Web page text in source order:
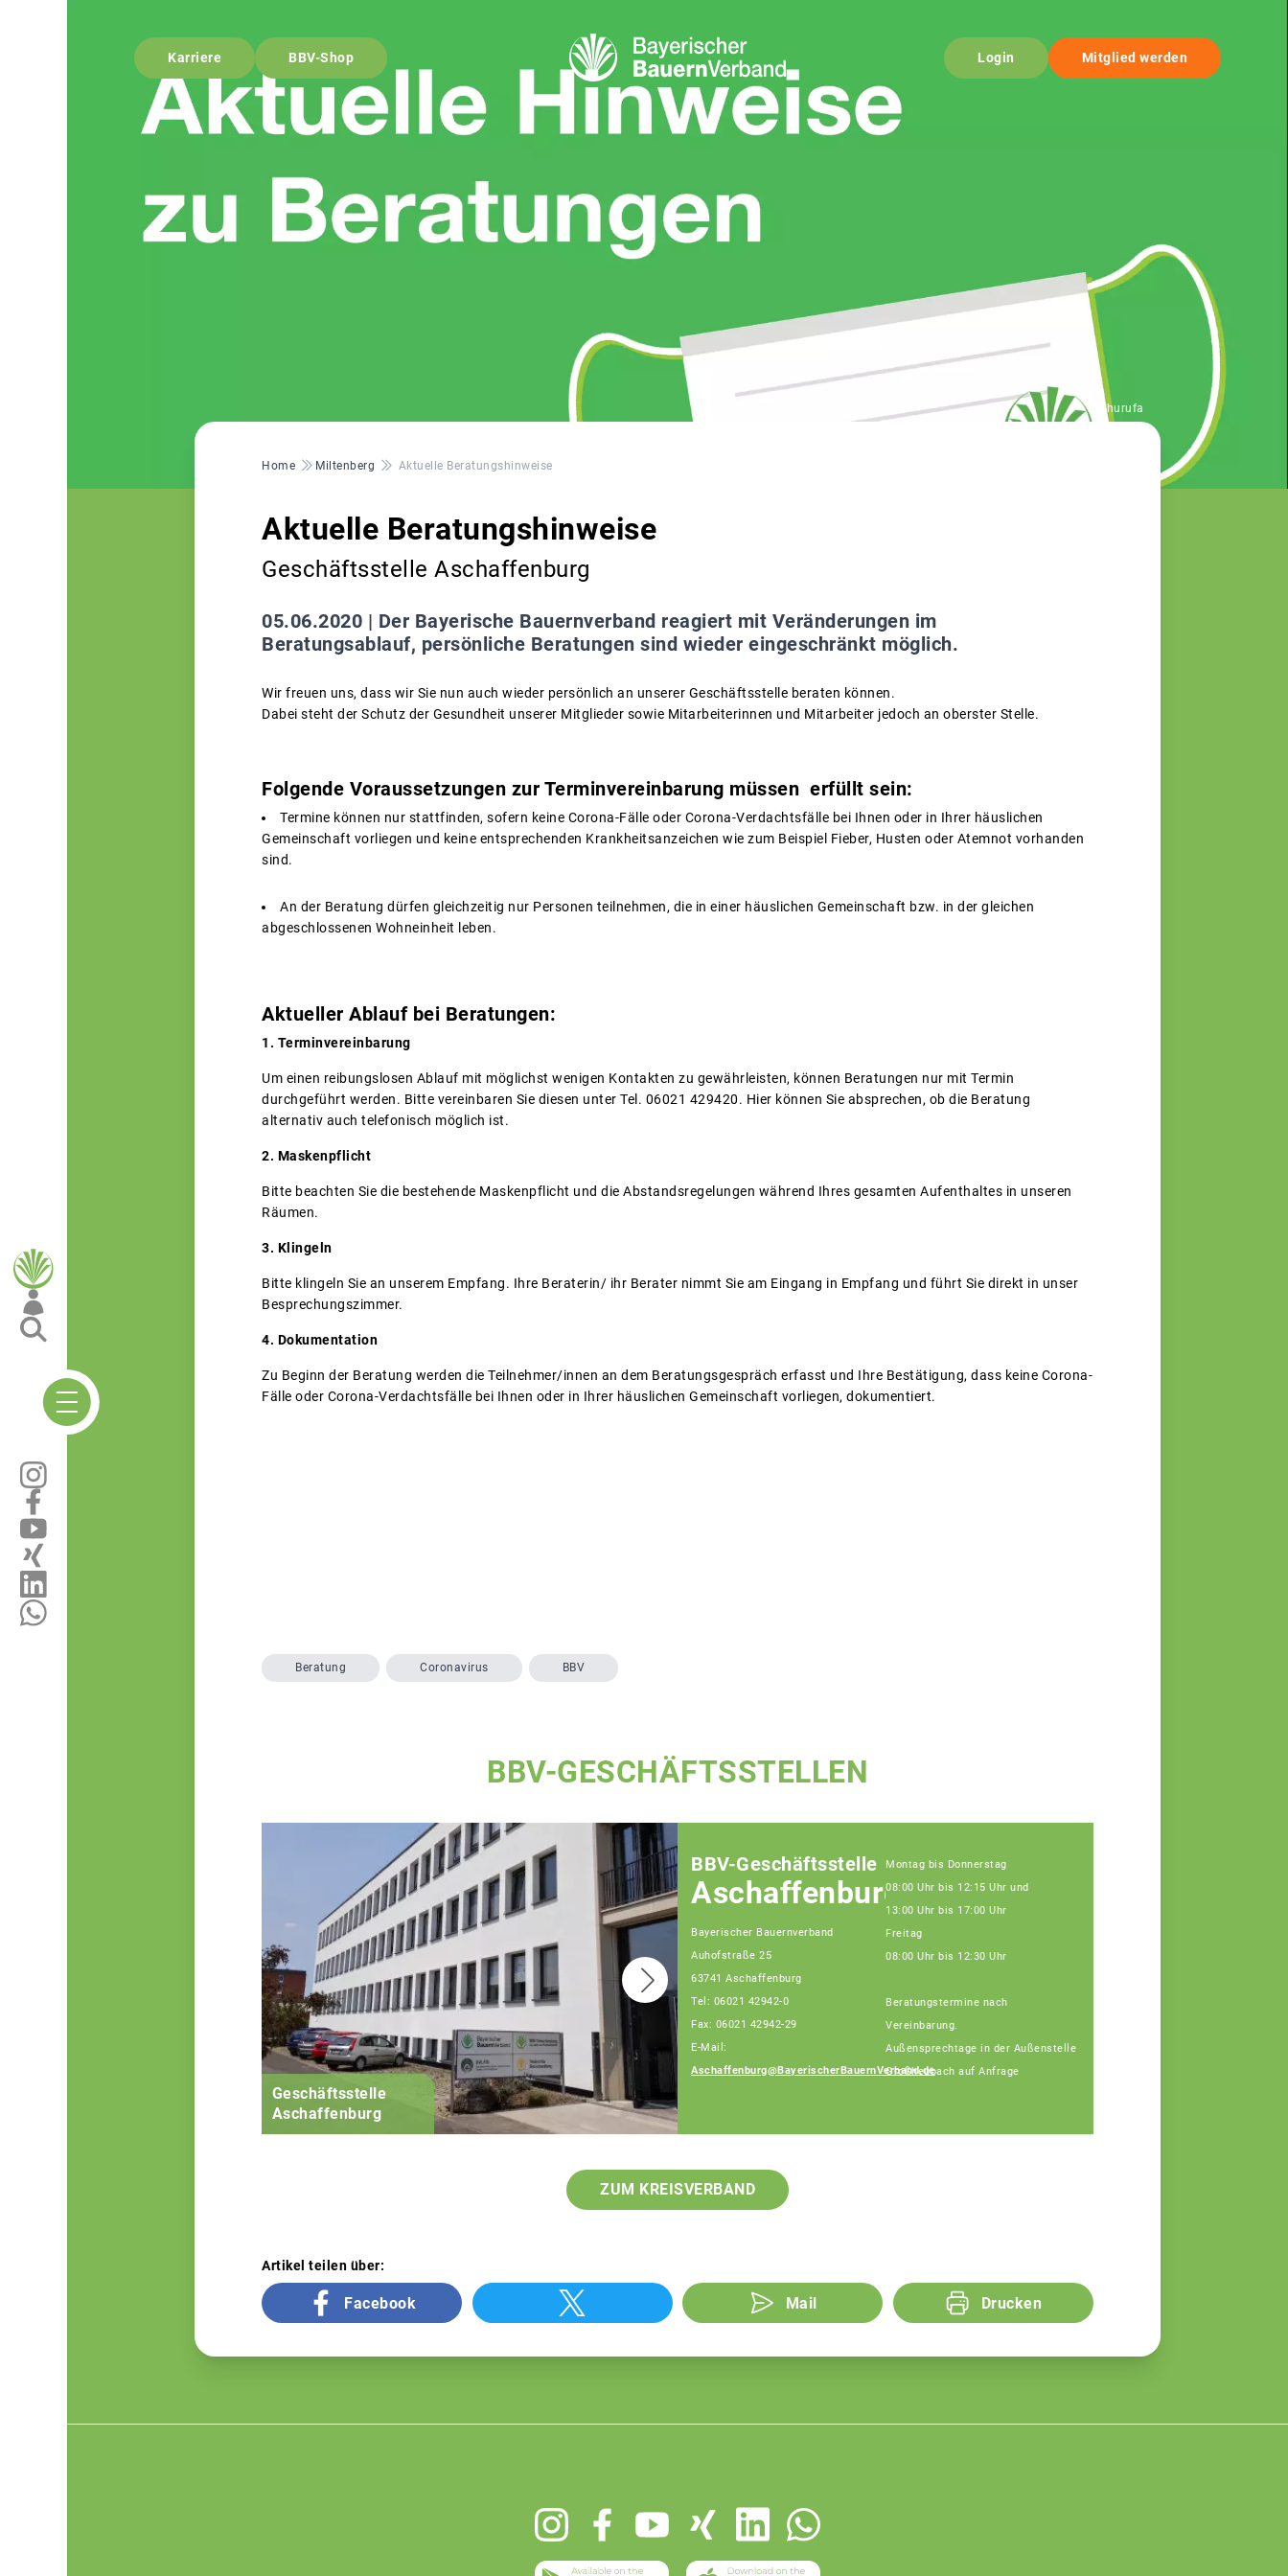
Karriere BBV-Shop Login Mitglied werden
© hurufa
Pfadnavigation
Home Miltenberg Aktuelle Beratungshinweise
Aktuelle Beratungshinweise
Geschäftsstelle Aschaffenburg
05.06.2020 | Der Bayerische Bauernverband reagiert mit Veränderungen im
Beratungsablauf, persönliche Beratungen sind wieder eingeschränkt möglich.
Wir freuen uns, dass wir Sie nun auch wieder persönlich an unserer Geschäftsstelle beraten können.
Dabei steht der Schutz der Gesundheit unserer Mitglieder sowie Mitarbeiterinnen und Mitarbeiter jedoch an oberster Stelle.
Folgende Voraussetzungen zur Terminvereinbarung müssen erfüllt sein:
Termine können nur stattfinden, sofern keine Corona-Fälle oder Corona-Verdachtsfälle bei Ihnen oder in Ihrer häuslichen
Gemeinschaft vorliegen und keine entsprechenden Krankheitsanzeichen wie zum Beispiel Fieber, Husten oder Atemnot vorhanden
sind.
An der Beratung dürfen gleichzeitig nur Personen teilnehmen, die in einer häuslichen Gemeinschaft bzw. in der gleichen
abgeschlossenen Wohneinheit leben.
Aktueller Ablauf bei Beratungen:
1. Terminvereinbarung
Um einen reibungslosen Ablauf mit möglichst wenigen Kontakten zu gewährleisten, können Beratungen nur mit Termin
durchgeführt werden. Bitte vereinbaren Sie diesen unter Tel. 06021 429420. Hier können Sie absprechen, ob die Beratung
alternativ auch telefonisch möglich ist.
2. Maskenpflicht
Bitte beachten Sie die bestehende Maskenpflicht und die Abstandsregelungen während Ihres gesamten Aufenthaltes in unseren
Räumen.
3. Klingeln
Bitte klingeln Sie an unserem Empfang. Ihre Beraterin/ ihr Berater nimmt Sie am Eingang in Empfang und führt Sie direkt in unser
Besprechungszimmer.
4. Dokumentation
Zu Beginn der Beratung werden die Teilnehmer/innen an dem Beratungsgespräch erfasst und Ihre Bestätigung, dass keine Corona-
Fälle oder Corona-Verdachtsfälle bei Ihnen oder in Ihrer häuslichen Gemeinschaft vorliegen, dokumentiert.
Beratung Coronavirus BBV
BBV-GESCHÄFTSSTELLEN
Geschäftsstelle
Aschaffenburg
BBV-Geschäftsstelle
Aschaffenburg
Bayerischer Bauernverband
Auhofstraße 25
63741 Aschaffenburg
Tel: 06021 42942-0
Fax: 06021 42942-29
E-Mail:
Aschaffenburg@BayerischerBauernVerband.de
Montag bis Donnerstag
08:00 Uhr bis 12:15 Uhr und
13:00 Uhr bis 17:00 Uhr
Freitag
08:00 Uhr bis 12:30 Uhr
Beratungstermine nach
Vereinbarung.
Außensprechtage in der Außenstelle
Großheubach auf Anfrage
ZUM KREISVERBAND
Artikel teilen über:
Facebook Mail Drucken